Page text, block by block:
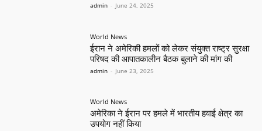
admin - June 24, 2025
World News
ईरान ने अमेरिकी हमलों को लेकर संयुक्त राष्ट्र सुरक्षा
परिषद की आपातकालीन बैठक बुलाने की मांग की
admin - June 23, 2025
World News
अमेरिका ने ईरान पर हमले में भारतीय हवाई क्षेत्र का
उपयोग नहीं किया